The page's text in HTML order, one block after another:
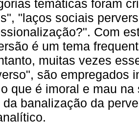
temáticas foram
"laços sociais
Com
é um tema
muitas vezes
são empregados
que é imoral e mau
da banalização da